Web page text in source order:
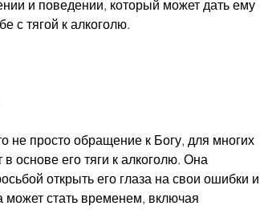
и поведении, который может дать ему
с тягой к алкоголю.
не просто обращение к Богу, для многих
основе его тяги к алкоголю. Она
открыть его глаза на свои ошибки и
может стать временем, включая